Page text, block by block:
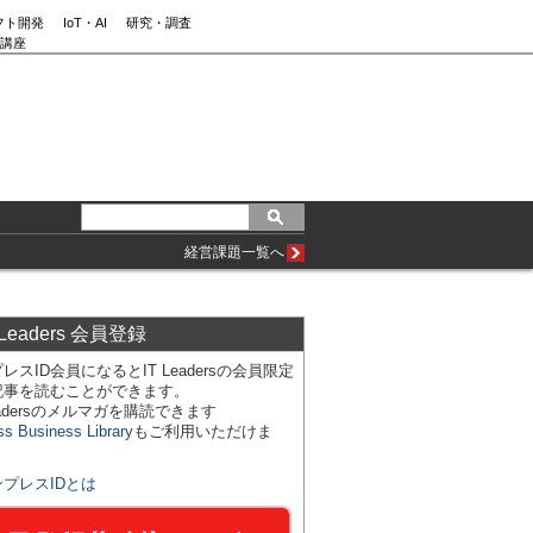
ト開発 IoT・AI
研究・調査
座
経営課題一覧へ
会員登録
スID会員になるとIT Leadersの会員限定
を読むことができます。
のメルマガを購読できます
Business Libraryもご利用いただけま
プレスIDとは